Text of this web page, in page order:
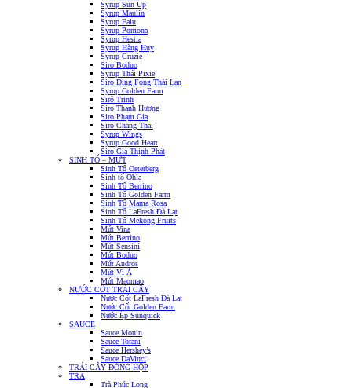
Syrup Sun-Up
Syrup Maulin
Syrup Falu
Syrup Pomona
Syrup Hestia
Syrup Hàng Huy
Syrup Cruzie
Siro Boduo
Syrup Thái Pixie
Siro Ding Fong Thái Lan
Syrup Golden Farm
Sirô Trinh
Siro Thanh Hương
Siro Phạm Gia
Siro Chang Thai
Syrup Wings
Syrup Good Heart
Siro Gia Thịnh Phát
SINH TỐ – MỨT
Sinh Tố Osterberg
Sinh tố Ohla
Sinh Tố Berrino
Sinh Tố Golden Farm
Sinh Tố Mama Rosa
Sinh Tố LaFresh Đà Lạt
Sinh Tố Mekong Fruits
Mứt Vina
Mứt Berrino
Mứt Sensini
Mứt Boduo
Mứt Andros
Mứt Vị Á
Mứt Maomao
NƯỚC CỐT TRÁI CÂY
Nước Cốt LaFresh Đà Lạt
Nước Cốt Golden Farm
Nước Ép Sunquick
SAUCE
Sauce Monin
Sauce Torani
Sauce Hershey’s
Sauce DaVinci
TRÁI CÂY ĐÓNG HỘP
TRÀ
Trà Phúc Long